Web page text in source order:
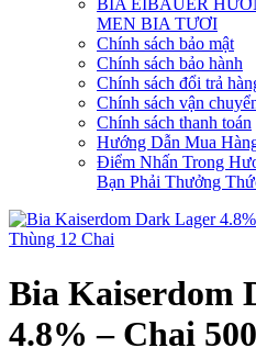
BIA EIBAUER
MEN BIA TƯƠI
Chính sách bảo mật
Chính sách bảo hành
Chính sách đổi trả
Chính sách vận
Chính sách thanh toán
Hướng Dẫn Mua
Điểm Nhấn Trong
Bạn Phải Thưởng
Bia Kaiserdom
4.8% – Chai